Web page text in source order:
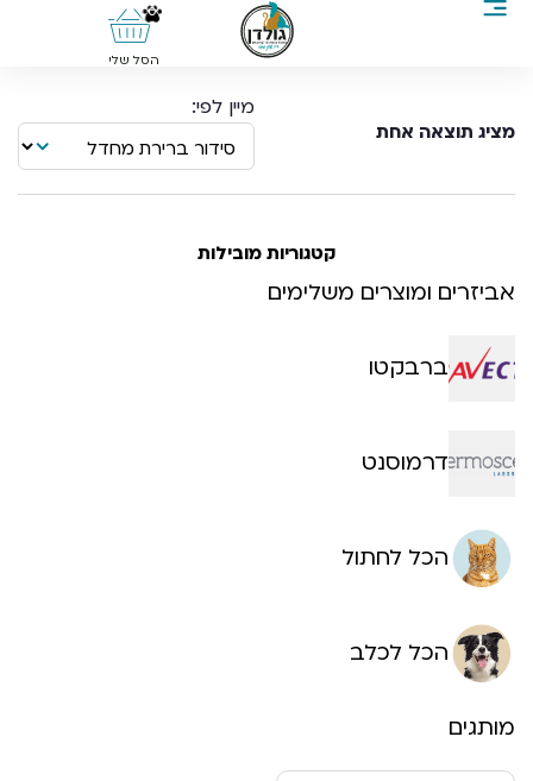
0
הסל שלי
מציג תוצאה אחת
קטגוריות מובילות
אביזרים ומוצרים משלימים
ברבקטו
דרמוסנט
הכל לחתול
הכל לכלב
מותגים